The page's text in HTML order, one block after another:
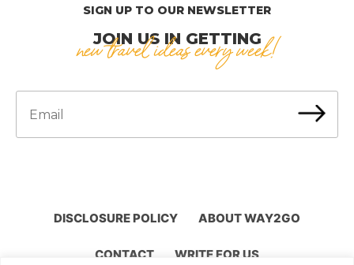
SIGN UP TO OUR NEWSLETTER
JOIN US IN GETTING
new travel ideas every week!
DISCLOSURE POLICY ABOUT WAY2GO
CONTACT WRITE FOR US